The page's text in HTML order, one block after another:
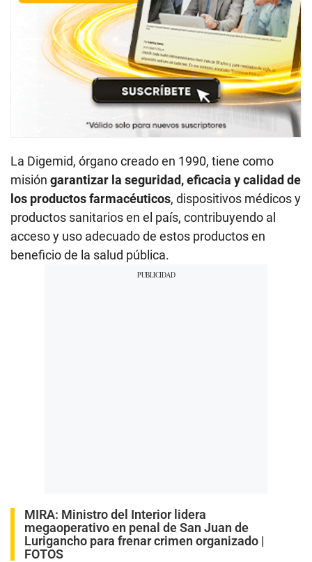
La Digemid, órgano creado en 1990, tiene como
misión garantizar la seguridad, eficacia y calidad de
los productos farmacéuticos, dispositivos médicos y
productos sanitarios en el país, contribuyendo al
acceso y uso adecuado de estos productos en
beneficio de la salud pública.
MIRA: Ministro del Interior lidera
megaoperativo en penal de San Juan de
Lurigancho para frenar crimen organizado |
FOTOS